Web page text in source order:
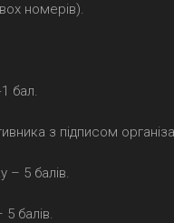
номерів).
бал.
з підписом
– 5 балів.
балів.